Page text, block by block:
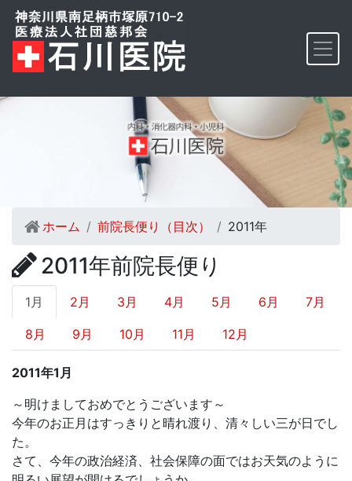
ホーム 前院長便り（目次） 2011年
2011年前院長便り
1月 2月 3月 4月 5月 6月 7月
8月 9月 10月 11月 12月
2011年1月
～明けましておめでとうございます～
今年のお正月はすっきりと晴れ渡り、清々しい三が日でし
た。
さて、今年の政治経済、社会保障の面ではお天気のように